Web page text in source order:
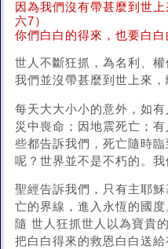
因為我們沒有帶甚麼到世
六7）
你們白白的得來，也要白白
世人不斷狂抓，為名利、
我們並沒帶甚麼到世上來，
每天大大小小的意外，如
災中喪命；因地震死亡；
些都告訴我們，死亡隨時
呢？世界並不是不朽的。我
聖經告訴我們，只有主耶
亡的界線，進入永恆的國
隨 世人狂抓世人以為寶貴
把白白得來的救恩白白送